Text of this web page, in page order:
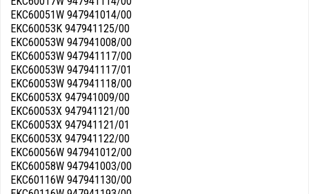
EKC60051W 947941014/00
EKC60053K 947941125/00
EKC60053W 947941008/00
EKC60053W 947941117/00
EKC60053W 947941117/01
EKC60053W 947941118/00
EKC60053X 947941009/00
EKC60053X 947941121/00
EKC60053X 947941121/01
EKC60053X 947941122/00
EKC60056W 947941012/00
EKC60058W 947941003/00
EKC60116W 947941130/00